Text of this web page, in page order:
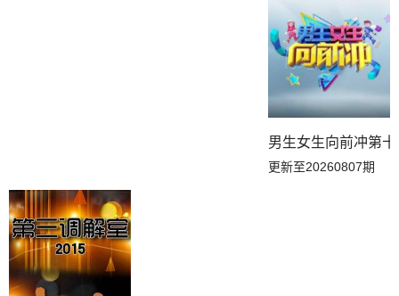
20260604下
20260530推门加更
20260529居民采访
20260528副本存档中
20260526副本解锁中
20260513名场面特辑
男生女生向前冲第
更新至20260807期